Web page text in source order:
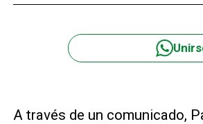
A través de un comunicado,